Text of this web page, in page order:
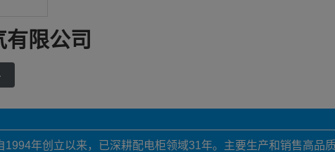
限公司
1994年创立以来，已深耕配电柜领域31年。主要生产和销售高品